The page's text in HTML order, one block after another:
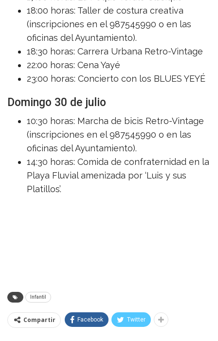
18:00 horas: Taller de costura creativa
(inscripciones en el 987545990 o en las
oficinas del Ayuntamiento).
18:30 horas: Carrera Urbana Retro-Vintage
22:00 horas: Cena Yayé
23:00 horas: Concierto con los BLUES YEYÉ
Domingo 30 de julio
10:30 horas: Marcha de bicis Retro-Vintage
(inscripciones en el 987545990 o en las
oficinas del Ayuntamiento).
14:30 horas: Comida de confraternidad en la
Playa Fluvial amenizada por ‘Luis y sus
Platillos’.
Infantil
Compartir Facebook Twitter